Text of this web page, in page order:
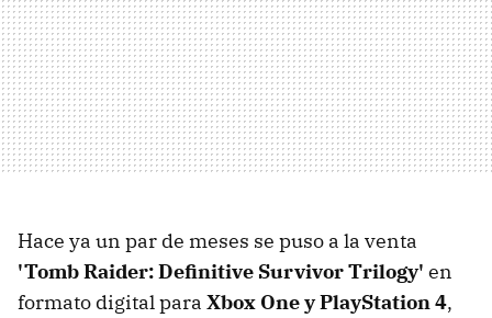
Hace ya un par de meses se puso a la venta
'Tomb Raider: Definitive Survivor Trilogy' en
formato digital para Xbox One y PlayStation 4,